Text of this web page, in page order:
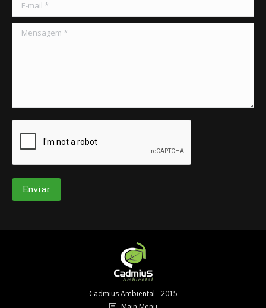
Mensagem *
Enviar
Cadmius Ambiental - 2015